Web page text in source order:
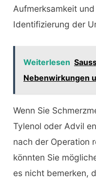
Aufmerksamkeit
Identifizierung der
Weiterlesen
Nebenwirkungen
Wenn Sie
Tylenol oder Advil
nach der Operation
könnten Sie
es nicht bemerken,